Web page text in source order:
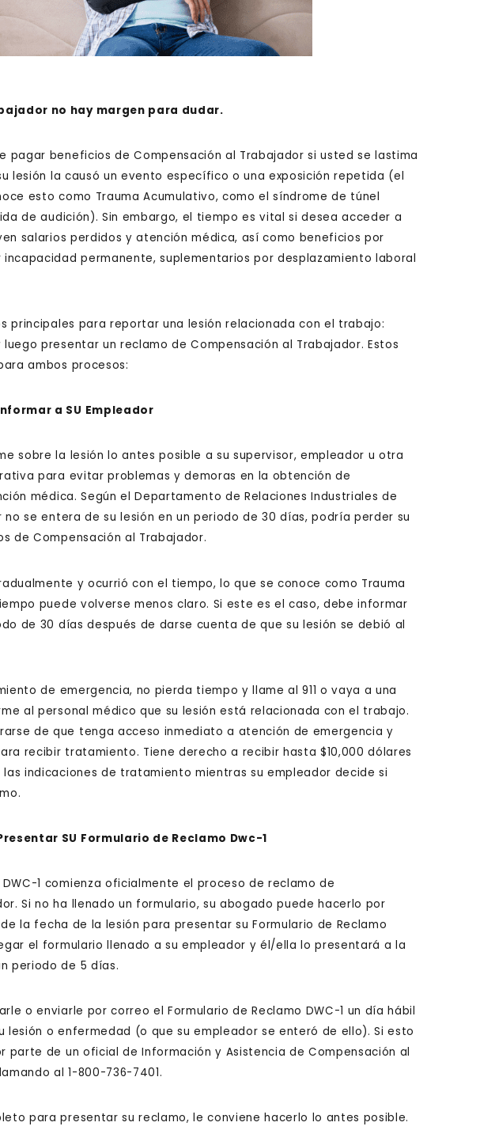
no hay margen para dudar.
pagar beneficios de Compensación al Trabajador si usted se lastima
lesión la causó un evento específico o una exposición repetida (el
esto como Trauma Acumulativo, como el síndrome de túnel
de audición). Sin embargo, el tiempo es vital si desea acceder a
salarios perdidos y atención médica, así como beneficios por
permanente, suplementarios por desplazamiento laboral
principales para reportar una lesión relacionada con el trabajo:
presentar un reclamo de Compensación al Trabajador. Estos
ambos procesos:
a SU Empleador
sobre la lesión lo antes posible a su supervisor, empleador u otra
para evitar problemas y demoras en la obtención de
médica. Según el Departamento de Relaciones Industriales de
se entera de su lesión en un periodo de 30 días, podría perder su
de Compensación al Trabajador.
y ocurrió con el tiempo, lo que se conoce como Trauma
puede volverse menos claro. Si este es el caso, debe informar
de 30 días después de darse cuenta de que su lesión se debió al
de emergencia, no pierda tiempo y llame al 911 o vaya a una
al personal médico que su lesión está relacionada con el trabajo.
de que tenga acceso inmediato a atención de emergencia y
recibir tratamiento. Tiene derecho a recibir hasta $10,000 dólares
indicaciones de tratamiento mientras su empleador decide si
SU Formulario de Reclamo Dwc-1
1 comienza oficialmente el proceso de reclamo de
Si no ha llenado un formulario, su abogado puede hacerlo por
la fecha de la lesión para presentar su Formulario de Reclamo
el formulario llenado a su empleador y él/ella lo presentará a la
periodo de 5 días.
o enviarle por correo el Formulario de Reclamo DWC-1 un día hábil
lesión o enfermedad (o que su empleador se enteró de ello). Si esto
parte de un oficial de Información y Asistencia de Compensación al
al 1-800-736-7401.
para presentar su reclamo, le conviene hacerlo lo antes posible.